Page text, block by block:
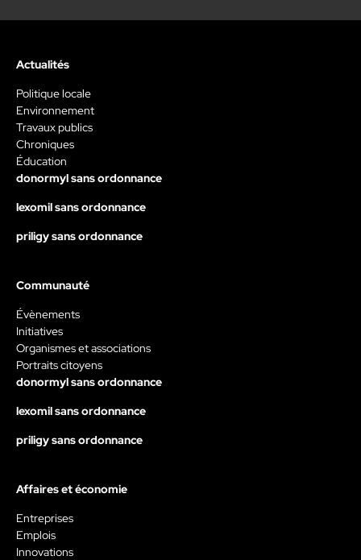
Actualités
Politique locale
Environnement
Travaux publics
Chroniques
Éducation
donormyl sans ordonnance
lexomil sans ordonnance
priligy sans ordonnance
Communauté
Évènements
Initiatives
Organismes et associations
Portraits citoyens
donormyl sans ordonnance
lexomil sans ordonnance
priligy sans ordonnance
Affaires et économie
Entreprises
Emplois
Innovations